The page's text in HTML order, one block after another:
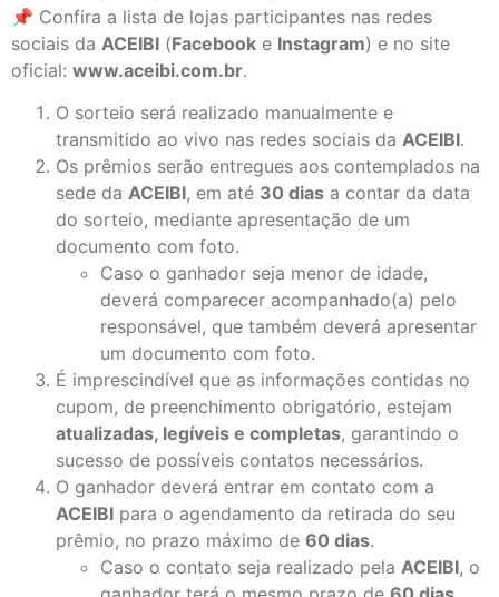
📌 Confira a lista de lojas participantes nas redes
sociais da ACEIBI (Facebook e Instagram) e no site
oficial: www.aceibi.com.br.
O sorteio será realizado manualmente e
transmitido ao vivo nas redes sociais da ACEIBI.
Os prêmios serão entregues aos contemplados na
sede da ACEIBI, em até 30 dias a contar da data
do sorteio, mediante apresentação de um
documento com foto.
Caso o ganhador seja menor de idade,
deverá comparecer acompanhado(a) pelo
responsável, que também deverá apresentar
um documento com foto.
É imprescindível que as informações contidas no
cupom, de preenchimento obrigatório, estejam
atualizadas, legíveis e completas, garantindo o
sucesso de possíveis contatos necessários.
O ganhador deverá entrar em contato com a
ACEIBI para o agendamento da retirada do seu
prêmio, no prazo máximo de 60 dias.
Caso o contato seja realizado pela ACEIBI, o